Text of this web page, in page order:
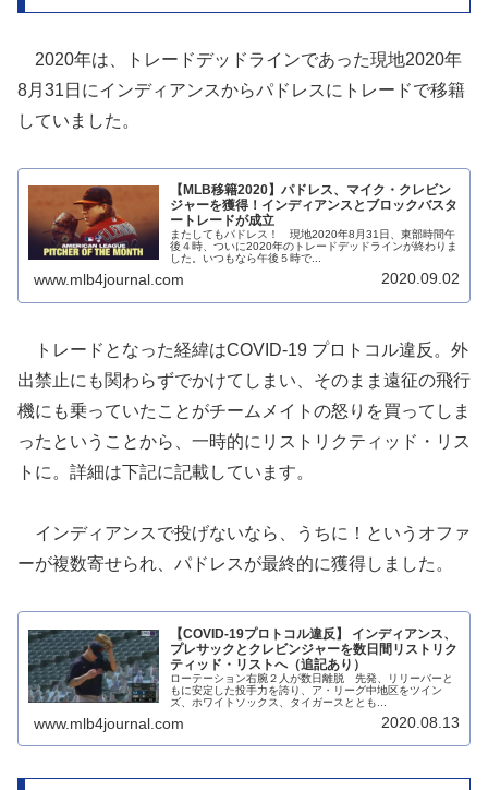
2020年は、トレードデッドラインであった現地2020年
8月31日にインディアンスからパドレスにトレードで移籍
していました。
【MLB移籍2020】パドレス、マイク・クレビン
ジャーを獲得！インディアンスとブロックバスタ
ートレードが成立
またしてもパドレス！ 現地2020年8月31日、東部時間午
後４時、ついに2020年のトレードデッドラインが終わりま
した。いつもなら午後５時で...
www.mlb4journal.com 2020.09.02
トレードとなった経緯はCOVID-19 プロトコル違反。外
出禁止にも関わらずでかけてしまい、そのまま遠征の飛行
機にも乗っていたことがチームメイトの怒りを買ってしま
ったということから、一時的にリストリクティッド・リス
トに。詳細は下記に記載しています。
インディアンスで投げないなら、うちに！というオファ
ーが複数寄せられ、パドレスが最終的に獲得しました。
【COVID-19プロトコル違反】 インディアンス、
プレサックとクレビンジャーを数日間リストリク
ティッド・リストへ（追記あり）
ローテーション右腕２人が数日離脱 先発、リリーバーと
もに安定した投手力を誇り、ア・リーグ中地区をツイン
ズ、ホワイトソックス、タイガースととも...
www.mlb4journal.com 2020.08.13